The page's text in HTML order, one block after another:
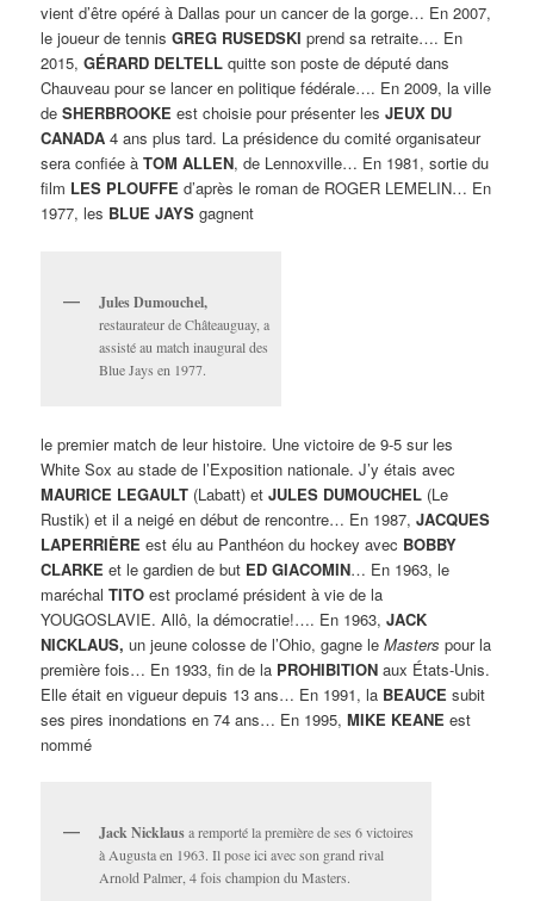
vient d’être opéré à Dallas pour un cancer de la gorge… En 2007,
le joueur de tennisGREG RUSEDSKI prend sa retraite…. En
2015,GÉRARD DELTELL quitte son poste de député dans
Chauveau pour se lancer en politique fédérale…. En 2009, la ville
deSHERBROOKE est choisie pour présenter lesJEUX DU
CANADA 4 ans plus tard. La présidence du comité organisateur
sera confiée àTOM ALLEN, de Lennoxville… En 1981, sortie du
film LES PLOUFFE d’après le roman de ROGER LEMELIN… En
1977, les BLUE JAYS gagnent
Jules Dumouchel,
restaurateur de Châteauguay, a
assisté au match inaugural des
Blue Jays en 1977.
le premier match de leur histoire. Une victoire de 9-5 sur les
White Sox au stade de l’Exposition nationale. J’y étais avec
MAURICE LEGAULT (Labatt) etJULES DUMOUCHEL (Le
Rustik) et il a neigé en début de rencontre… En 1987,JACQUES
LAPERRIÈRE est élu au Panthéon du hockey avec BOBBY
CLARKE et le gardien de but ED GIACOMIN… En 1963, le
maréchalTITO est proclamé président à vie de la
YOUGOSLAVIE. Allô, la démocratie!…. En 1963,JACK
NICKLAUS, un jeune colosse de l’Ohio, gagne leMasters pour la
première fois… En 1933, fin de la PROHIBITION aux États-Unis.
Elle était en vigueur depuis 13 ans… En 1991, la BEAUCE subit
ses pires inondations en 74 ans… En 1995,MIKE KEANE est
nommé
Jack Nicklausa remporté la première de ses 6 victoires
à Augusta en 1963. Il pose ici avec son grand rival
Arnold Palmer, 4 fois champion du Masters.